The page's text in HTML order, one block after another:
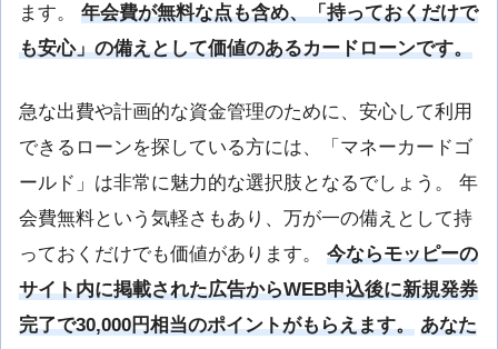
ます。 年会費が無料な点も含め、「持っておくだけで
も安心」の備えとして価値のあるカードローンです。
急な出費や計画的な資金管理のために、安心して利用
できるローンを探している方には、「マネーカードゴ
ールド」は非常に魅力的な選択肢となるでしょう。 年
会費無料という気軽さもあり、万が一の備えとして持
っておくだけでも価値があります。 今ならモッピーの
サイト内に掲載された広告からWEB申込後に新規発券
完了で30,000円相当のポイントがもらえます。 あなた